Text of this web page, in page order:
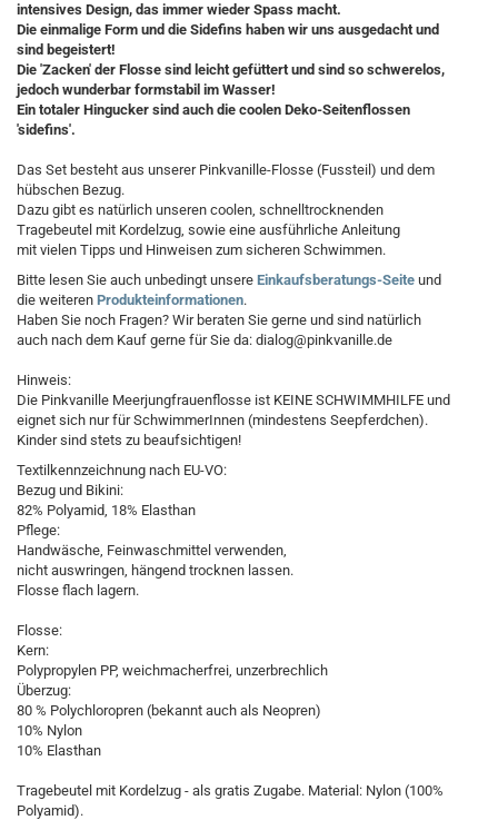
intensives Design, das immer wieder Spass macht.
Die einmalige Form und die Sidefins haben wir uns ausgedacht und
sind begeistert!
Die 'Zacken' der Flosse sind leicht gefüttert und sind so schwerelos,
jedoch wunderbar formstabil im Wasser!
Ein totaler Hingucker sind auch die coolen Deko-Seitenflossen
'sidefins'.
Das Set besteht aus unserer Pinkvanille-Flosse (Fussteil) und dem
hübschen Bezug.
Dazu gibt es natürlich unseren coolen, schnelltrocknenden
Tragebeutel mit Kordelzug, sowie eine ausführliche Anleitung
mit vielen Tipps und Hinweisen zum sicheren Schwimmen.
Bitte lesen Sie auch unbedingt unsere Einkaufsberatungs-Seite und
die weiteren Produkteinformationen.
Haben Sie noch Fragen? Wir beraten Sie gerne und sind natürlich
auch nach dem Kauf gerne für Sie da: dialog@pinkvanille.de
Hinweis:
Die Pinkvanille Meerjungfrauenflosse ist KEINE SCHWIMMHILFE und
eignet sich nur für SchwimmerInnen (mindestens Seepferdchen).
Kinder sind stets zu beaufsichtigen!
Textilkennzeichnung nach EU-VO:
Bezug und Bikini:
82% Polyamid, 18% Elasthan
Pflege:
Handwäsche, Feinwaschmittel verwenden,
nicht auswringen, hängend trocknen lassen.
Flosse flach lagern.
Flosse:
Kern:
Polypropylen PP, weichmacherfrei, unzerbrechlich
Überzug:
80 % Polychloropren (bekannt auch als Neopren)
10% Nylon
10% Elasthan
Tragebeutel mit Kordelzug - als gratis Zugabe. Material: Nylon (100%
Polyamid).